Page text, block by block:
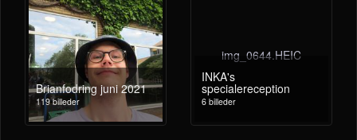
Brianfodring juni 2021
119 billeder
img_0644.HEIC
INKA's
specialereception
6 billeder